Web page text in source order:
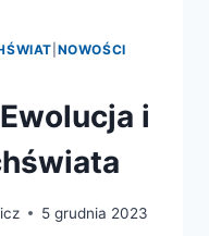
NOWOŚCI
i
5 grudnia 2023